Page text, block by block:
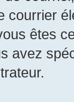
courrier
êtes
avez